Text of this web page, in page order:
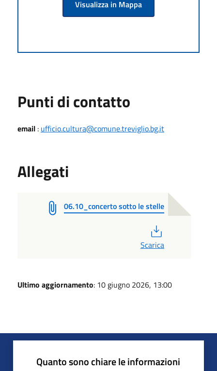
Visualizza in Mappa
Punti di contatto
email : ufficio.cultura@comune.treviglio.bg.it
Allegati
06.10_concerto sotto le stelle
Scarica
Ultimo aggiornamento: 10 giugno 2026, 13:00
Quanto sono chiare le informazioni